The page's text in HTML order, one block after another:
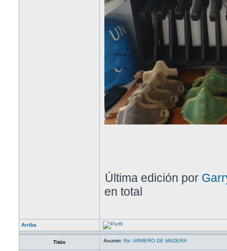
Última edición por
en total
Arriba
Titón Asunto: Re: ARMERO DE MADERA